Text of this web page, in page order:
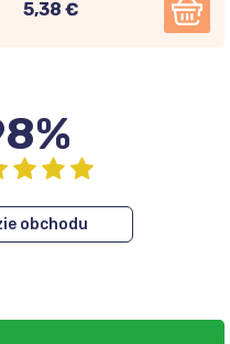
5,38 €
obchodu